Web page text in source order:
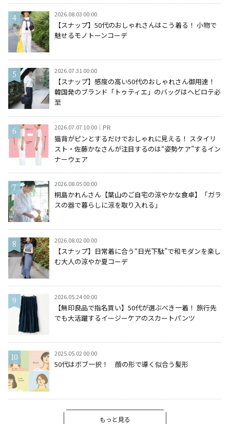
2026.08.03 00:00
【スナップ】50代のおしゃれさんはこう着る！ 小物で
魅せるモノトーンコーデ
2026.07.31 00:00
【スナップ】感度の高い50代のおしゃれさん御用達！
韓国発のブランド「トゥティエ」のバッグはヘビロテ必
至
2026.07.07 10:00 PR
猫背がピンとするだけでおしゃれに見える！ スタイリ
スト・佐藤かなさんが注目するのは“姿勢ケア”するイン
ナーウェア
2026.08.05 00:00
桐島かれんさん【葉山のご自宅の涼やかな食卓】「ガラ
スの器で暮らしに涼を取り入れる」
2026.08.02 00:00
【スナップ】日常着に合う“日光下駄”で和モダンを楽し
む大人の涼やか夏コーデ
2026.05.24 00:00
【無印良品で指名買い】50代が選ぶべき一着！ 旅行先
でも大活躍するイージーケアのスカートパンツ
2025.05.02 00:00
50代はボブ一択！ 顔の形で導く似合う髪形
もっと見る